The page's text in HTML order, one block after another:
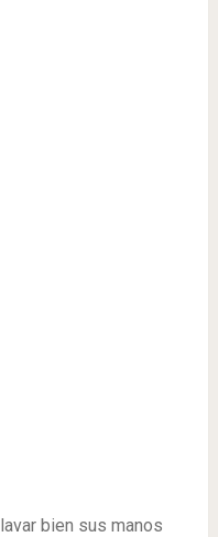
bien sus manos